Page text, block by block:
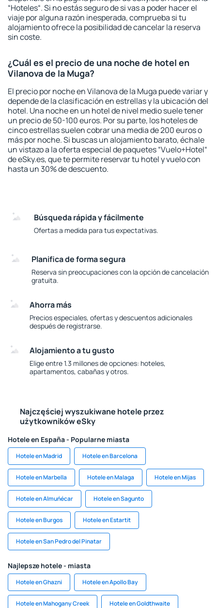
“Hoteles“. Si no estás seguro de si vas a poder hacer el
viaje por alguna razón inesperada, comprueba si tu
alojamiento ofrece la posibilidad de cancelar la reserva
sin coste.
¿Cuál es el precio de una noche de hotel en
Vilanova de la Muga?
El precio por noche en Vilanova de la Muga puede variar y
depende de la clasificación en estrellas y la ubicación del
hotel. Una noche en un hotel de nivel medio suele tener
un precio de 50-100 euros. Por su parte, los hoteles de
cinco estrellas suelen cobrar una media de 200 euros o
más por noche. Si buscas un alojamiento barato, échale
un vistazo a la oferta especial de paquetes “Vuelo+Hotel“
de eSky.es, que te permite reservar tu hotel y vuelo con
hasta un 30% de descuento.
Búsqueda rápida y fácilmente
Ofertas a medida para tus expectativas.
Planifica de forma segura
Reserva sin preocupaciones con la opción de cancelación
gratuita.
Ahorra más
Precios especiales, ofertas y descuentos adicionales
después de registrarse.
Alojamiento a tu gusto
Elige entre 1.3 millones de opciones: hoteles,
apartamentos, cabañas y otros.
Najczęściej wyszukiwane hotele przez
użytkowników eSky
Hotele en España - Popularne miasta
Hotele en Madrid Hotele en Barcelona
Hotele en Marbella Hotele en Malaga Hotele en Mijas
Hotele en Almuńécar Hotele en Sagunto
Hotele en Burgos Hotele en Estartit
Hotele en San Pedro del Pinatar
Najlepsze hotele - miasta
Hotele en Ghazni Hotele en Apollo Bay
Hotele en Mahogany Creek Hotele en Goldthwaite